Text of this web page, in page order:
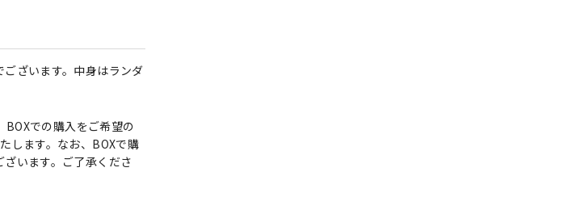
ざいます。中身はランダ
での購入をご希望の
します。なお、BOXで購
います。ご了承くださ